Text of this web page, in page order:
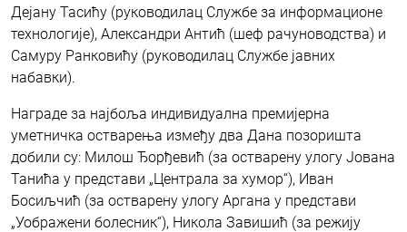
Дејану Тасићу (руководилац Службе за информационе
технологије), Александри Антић (шеф рачуноводства) и
Самуру Ранковићу (руководилац Службе јавних
набавки).
Награде за најбоља индивидуална премијерна
уметничка остварења између два Дана позоришта
добили су: Милош Ђорђевић (за остварену улогу Јована
Танића у представи „Централа за хумор“), Иван
Босиљчић (за остварену улогу Аргана у представи
„Уображени болесник“), Никола Завишић (за режију